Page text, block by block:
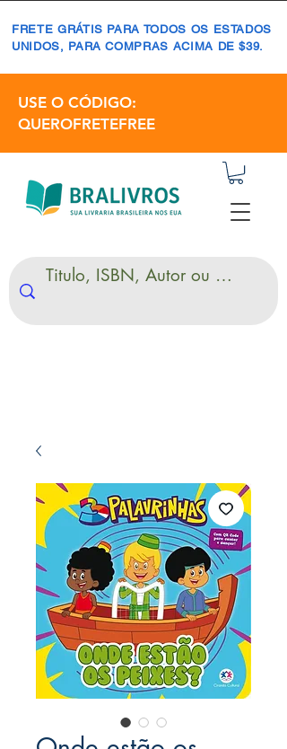
FRETE GRÁTIS PARA TODOS OS ESTADOS
UNIDOS, PARA COMPRAS ACIMA DE $39.
USE O CÓDIGO:
QUEROFRETEFREE